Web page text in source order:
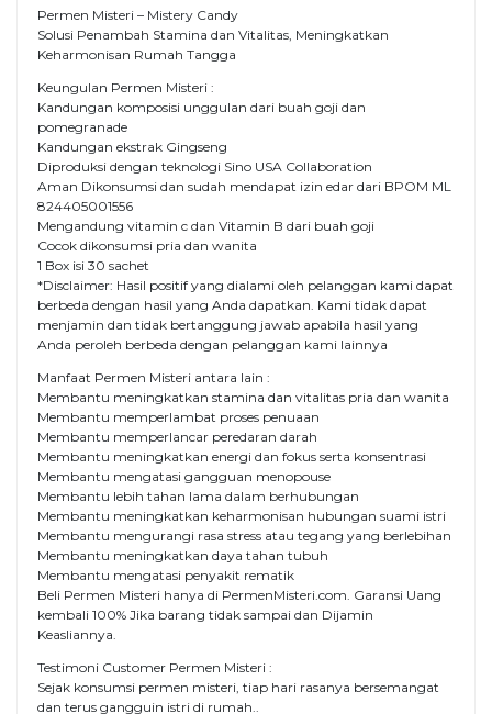
Permen Misteri – Mistery Candy
Solusi Penambah Stamina dan Vitalitas, Meningkatkan
Keharmonisan Rumah Tangga
Keungulan Permen Misteri :
Kandungan komposisi unggulan dari buah goji dan
pomegranade
Kandungan ekstrak Gingseng
Diproduksi dengan teknologi Sino USA Collaboration
Aman Dikonsumsi dan sudah mendapat izin edar dari BPOM ML
824405001556
Mengandung vitamin c dan Vitamin B dari buah goji
Cocok dikonsumsi pria dan wanita
1 Box isi 30 sachet
*Disclaimer: Hasil positif yang dialami oleh pelanggan kami dapat
berbeda dengan hasil yang Anda dapatkan. Kami tidak dapat
menjamin dan tidak bertanggung jawab apabila hasil yang
Anda peroleh berbeda dengan pelanggan kami lainnya
Manfaat Permen Misteri antara lain :
Membantu meningkatkan stamina dan vitalitas pria dan wanita
Membantu memperlambat proses penuaan
Membantu memperlancar peredaran darah
Membantu meningkatkan energi dan fokus serta konsentrasi
Membantu mengatasi gangguan menopouse
Membantu lebih tahan lama dalam berhubungan
Membantu meningkatkan keharmonisan hubungan suami istri
Membantu mengurangi rasa stress atau tegang yang berlebihan
Membantu meningkatkan daya tahan tubuh
Membantu mengatasi penyakit rematik
Beli Permen Misteri hanya di PermenMisteri.com. Garansi Uang
kembali 100% Jika barang tidak sampai dan Dijamin
Keasliannya.
Testimoni Customer Permen Misteri :
Sejak konsumsi permen misteri, tiap hari rasanya bersemangat
dan terus gangguin istri di rumah..